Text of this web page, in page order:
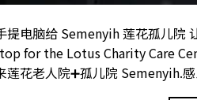
提电脑给 Semenyih 莲花孤儿院
for the Lotus Charity Care
莲花老人院➕孤儿院 Semenyih.